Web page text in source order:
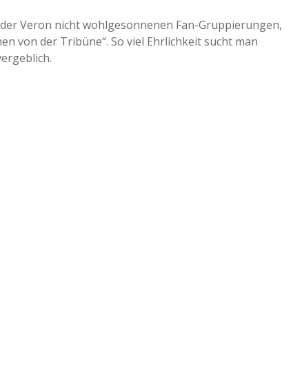
Veron nicht wohlgesonnenen Fan-Gruppierungen,
von der Tribüne“. So viel Ehrlichkeit sucht man